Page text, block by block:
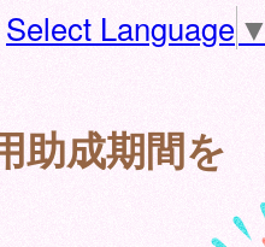
Select Language ▼
助成期間を